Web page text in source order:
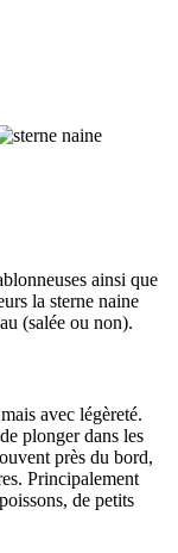
ainsi que
la sterne naine
(salée ou non).
avec légèreté.
plonger dans les
près du bord,
Principalement
de petits